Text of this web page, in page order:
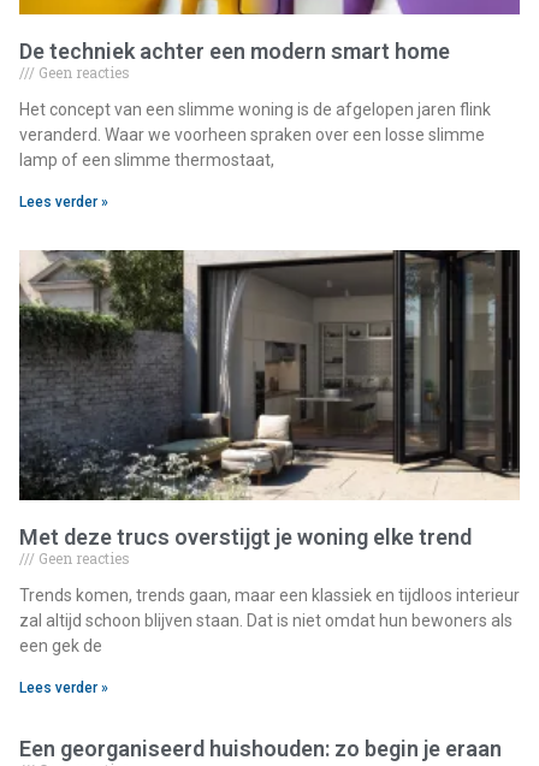
De techniek achter een modern smart home
Geen reacties
Het concept van een slimme woning is de afgelopen jaren flink
veranderd. Waar we voorheen spraken over een losse slimme
lamp of een slimme thermostaat,
Lees verder »
Met deze trucs overstijgt je woning elke trend
Geen reacties
Trends komen, trends gaan, maar een klassiek en tijdloos interieur
zal altijd schoon blijven staan. Dat is niet omdat hun bewoners als
een gek de
Lees verder »
Een georganiseerd huishouden: zo begin je eraan